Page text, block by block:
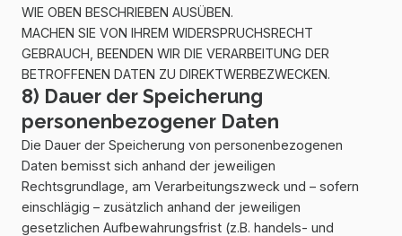
WIE OBEN BESCHRIEBEN AUSÜBEN.
MACHEN SIE VON IHREM WIDERSPRUCHSRECHT
GEBRAUCH, BEENDEN WIR DIE VERARBEITUNG DER
BETROFFENEN DATEN ZU DIREKTWERBEZWECKEN.
8) Dauer der Speicherung
personenbezogener Daten
Die Dauer der Speicherung von personenbezogenen
Daten bemisst sich anhand der jeweiligen
Rechtsgrundlage, am Verarbeitungszweck und – sofern
einschlägig – zusätzlich anhand der jeweiligen
gesetzlichen Aufbewahrungsfrist (z.B. handels- und